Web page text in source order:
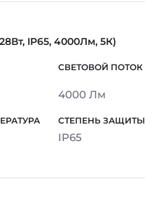
IP65, 4000Лм, 5К)
4000 Лм
IP65